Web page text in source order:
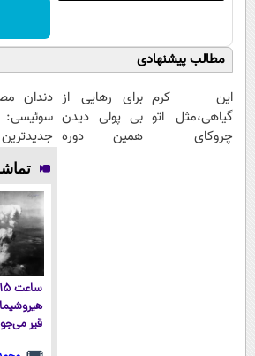
مطالب پیشنهادی
این کرم
گیاهی،مثل اتو
چروکای
برای رهایی از
بی پولی دیدن
همین دوره
دندان
سوئیسی:
جدیدترین
فناوری
سبک و
پرداخت
قیر